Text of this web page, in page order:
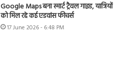
Google Maps बना स्मार्ट ट्रैवल गाइड, यात्रियों
को मिल रहे कई एडवांस फीचर्स
17 June 2026 - 6:48 PM